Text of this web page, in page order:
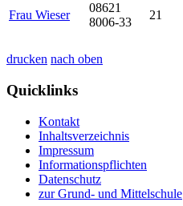
Frau Wieser
08621
8006-33
21
drucken nach oben
Quicklinks
Kontakt
Inhaltsverzeichnis
Impressum
Informationspflichten
Datenschutz
zur Grund- und Mittelschule